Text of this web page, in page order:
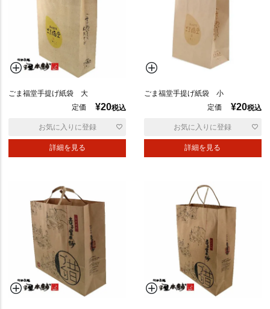
ごま福堂手提げ紙袋 大
定価
¥20税込
詳細を見る
お気に入りに登録
ごま福堂手提げ紙袋 小
定価
¥20税込
詳細を見る
お気に入りに登録